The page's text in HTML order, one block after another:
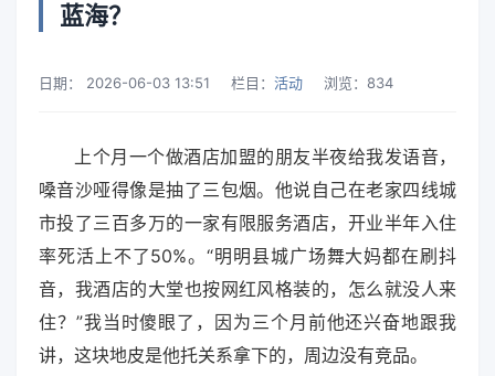
蓝海？
日期： 2026-06-03 13:51 栏目： 活动 浏览： 834
上个月一个做酒店加盟的朋友半夜给我发语音，
嗓音沙哑得像是抽了三包烟。他说自己在老家四线城
市投了三百多万的一家有限服务酒店，开业半年入住
率死活上不了50%。“明明县城广场舞大妈都在刷抖
音，我酒店的大堂也按网红风格装的，怎么就没人来
住？”我当时傻眼了，因为三个月前他还兴奋地跟我
讲，这块地皮是他托关系拿下的，周边没有竞品。